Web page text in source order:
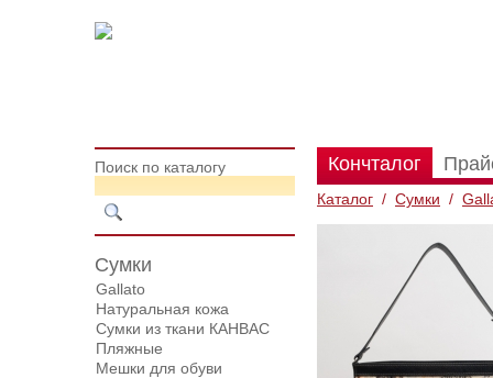
Поиск по каталогу
Сумки
Gallato
Натуральная кожа
Сумки из ткани КАНВАС
Пляжные
Мешки для обуви
Кончталог
Каталог / Сумки /